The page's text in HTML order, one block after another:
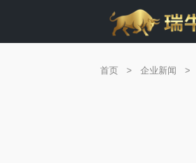
首页 > 企业新闻 >